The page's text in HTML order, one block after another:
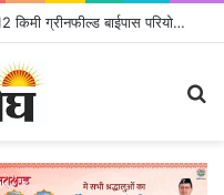
दिल्ली-देहरादून आर्थिक कॉरिडोर से जुड़ी 12 किमी ग्रीनफील्ड बाईपास परियोजना का डीएम ने किया निरीक्षण; समयबद्ध एवं गुणवत्तापूर्ण निर्माण सुनिश्चित करने के निर्देश, सुरक्षा मानकों से कोई समझौता नहींः डीएम